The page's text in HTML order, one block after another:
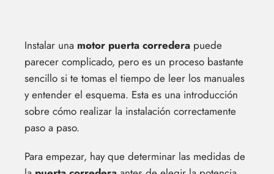
Instalar una motor puerta corredera puede
parecer complicado, pero es un proceso bastante
sencillo si te tomas el tiempo de leer los manuales
y entender el esquema. Esta es una introducción
sobre cómo realizar la instalación correctamente
paso a paso.
Para empezar, hay que determinar las medidas de